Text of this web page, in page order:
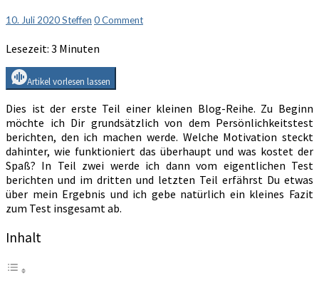
(Teil
10. Juli 2020Steffen Comments
0 Comment
Lesezeit: 3 Minuten
Artikel vorlesen lassen
Dies ist der erste Teil einer kleinen Blog-Reihe. Zu Beginn
möchte ich Dir grundsätzlich von dem Persönlichkeitstest
berichten, den ich machen werde. Welche Motivation steckt
dahinter, wie funktioniert das überhaupt und was kostet der
Spaß? In Teil zwei werde ich dann vom eigentlichen Test
berichten und im dritten und letzten Teil erfährst Du etwas
über mein Ergebnis und ich gebe natürlich ein kleines Fazit
zum Test insgesamt ab.
Inhalt